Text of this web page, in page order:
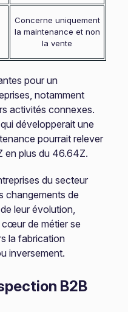
Concerne uniquement
la maintenance et non
la vente
pour un
notamment
activités connexes.
développerait une
pourrait relever
en plus du 46.64Z.
du secteur
changements de
leur évolution,
cœur de métier se
la fabrication
inversement.
B2B